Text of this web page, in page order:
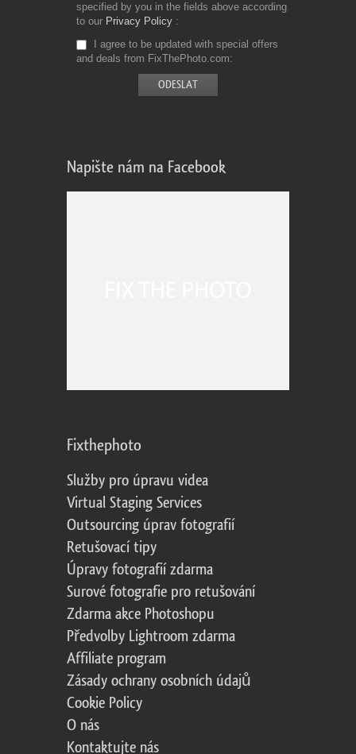
specified by you in the fields above according
to our Privacy Policy
I agree to be updated with special offers
and deals from FixThePhoto.com
Napište nám na Facebook
Fixthephoto
Služby pro úpravu videa
Virtual Staging Services
Outsourcing úprav fotografií
Retušovací tipy
Úpravy fotografií zdarma
Surové fotografie pro retušování
Zdarma akce Photoshopu
Předvolby Lightroom zdarma
Affiliate program
Zásady ochrany osobních údajů
Cookie Policy
O nás
Kontaktujte nás